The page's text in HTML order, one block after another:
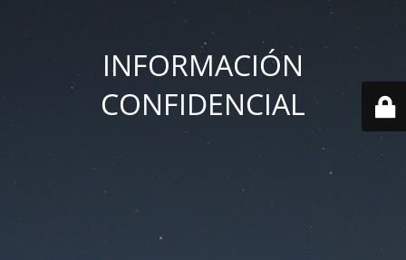
INFORMACIÓN
CONFIDENCIAL